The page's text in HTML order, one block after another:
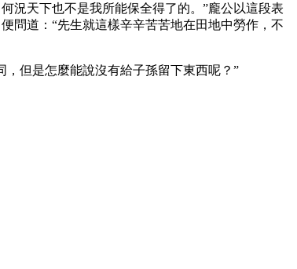
況天下也不是我所能保全得了的。”龐公以這段表
問道：“先生就這樣辛辛苦苦地在田地中勞作，不
但是怎麼能說沒有給子孫留下東西呢？”